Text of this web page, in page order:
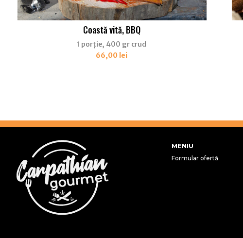
Coastă vită, BBQ
1 porție, 400 gr crud
66,00 lei
MENIU
Formular ofertă